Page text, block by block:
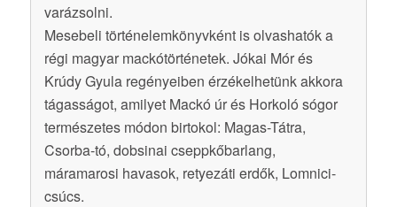
varázsolni.
Mesebeli történelemkönyvként is olvashatók a
régi magyar mackótörténetek. Jókai Mór és
Krúdy Gyula regényeiben érzékelhetünk akkora
tágasságot, amilyet Mackó úr és Horkoló sógor
természetes módon birtokol: Magas-Tátra,
Csorba-tó, dobsinai cseppkőbarlang,
máramarosi havasok, retyezáti erdők, Lomnici-
csúcs.